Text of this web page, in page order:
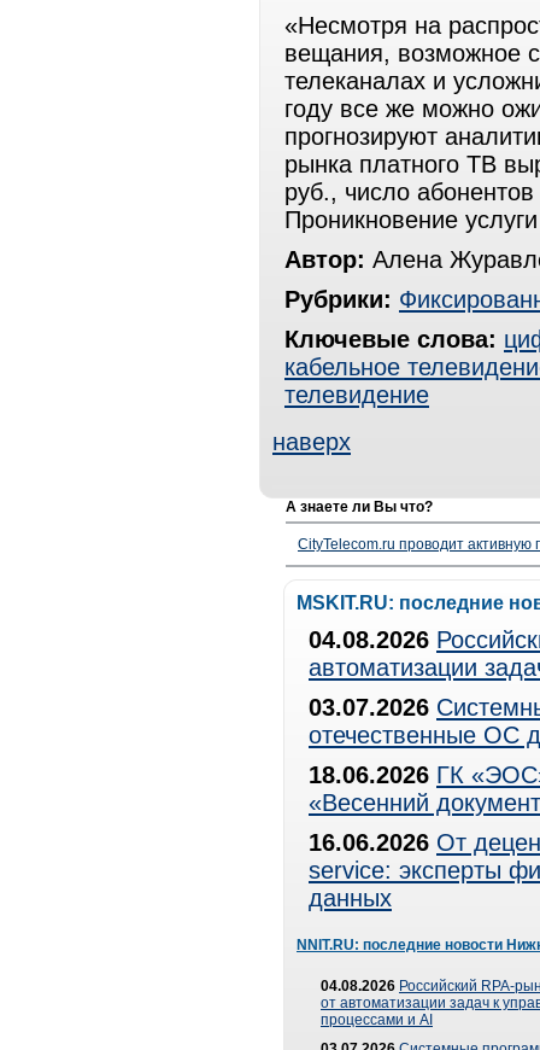
«Несмотря на
вещания, возможное
телеканалах и
году все же можно
прогнозируют
рынка платного ТВ
руб., число
Проникновение
Автор: Алена
Рубрики:
Ключевые слова:
кабельное
телевидение
наверх
А знаете ли Вы что?
CityTelecom.ru проводит активную
MSKIT.RU: последние
04.08.2026
автоматизации
03.07.2026
отечественные ОС
18.06.2026 ГК
«Весенний
16.06.2026 От
service: эксперты
данных
NNIT.RU: последние новости
04.08.2026 Российский RPA-
от автоматизации задач к
процессами и AI